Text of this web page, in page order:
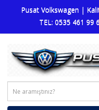
Pusat Volkswagen |
TEL: 0535 461 99